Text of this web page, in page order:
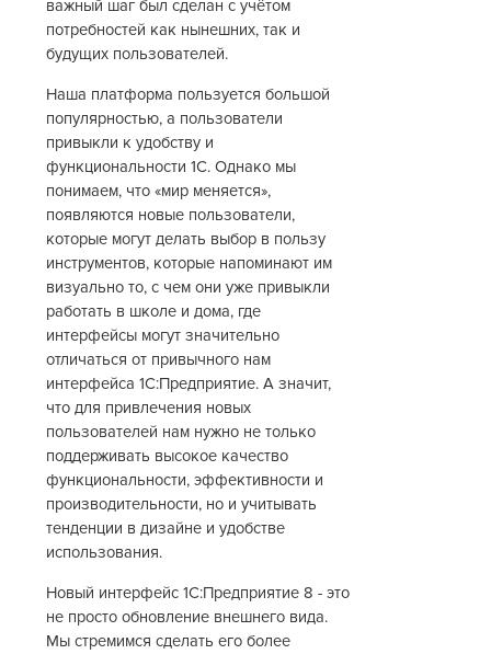
важный шаг был сделан с учётом
потребностей как нынешних, так и
будущих пользователей.
Наша платформа пользуется большой
популярностью, а пользователи
привыкли к удобству и
функциональности 1С. Однако мы
понимаем, что «мир меняется»,
появляются новые пользователи,
которые могут делать выбор в пользу
инструментов, которые напоминают им
визуально то, с чем они уже привыкли
работать в школе и дома, где
интерфейсы могут значительно
отличаться от привычного нам
интерфейса 1С:Предприятие. А значит,
что для привлечения новых
пользователей нам нужно не только
поддерживать высокое качество
функциональности, эффективности и
производительности, но и учитывать
тенденции в дизайне и удобстве
использования.
Новый интерфейс 1С:Предприятие 8 - это
не просто обновление внешнего вида.
Мы стремимся сделать его более